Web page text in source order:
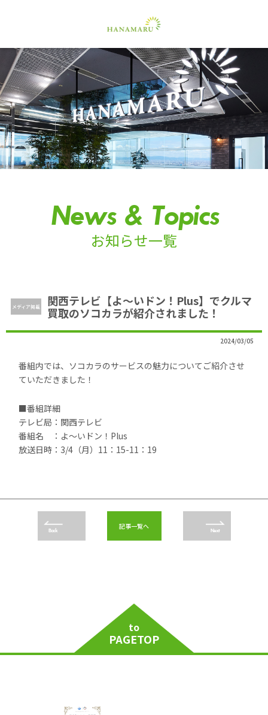
News & Topics
お知らせ一覧
メディア掲載
関西テレビ【よ～いドン！Plus】でクルマ
買取のソコカラが紹介されました！
2024/03/05
番組内では、ソコカラのサービスの魅力についてご紹介させ
ていただきました！
■番組詳細
テレビ局：関西テレビ
番組名 ：よ～いドン！Plus
放送日時：3/4（月）11：15-11：19
Back 記事一覧へ Next
to
PAGETOP